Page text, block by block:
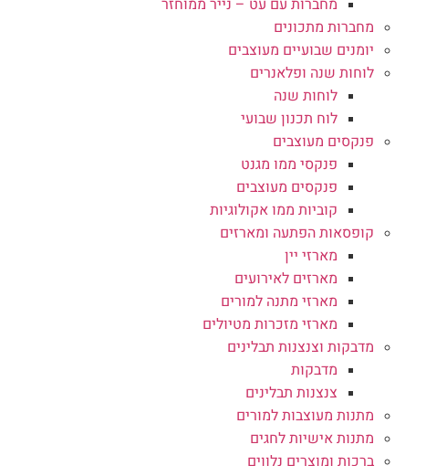
מחברות מתכונים
יומנים שבועיים מעוצבים
לוחות שנה ופלאנרים
לוחות שנה
לוח תכנון שבועי
פנקסים מעוצבים
פנקסי ממו מגנט
פנקסים מעוצבים
קוביות ממו אקולוגיות
קופסאות הפתעה ומארזים
מארזי יין
מארזים לאירועים
מארזי מתנה למורים
מארזי מזכרות מטיולים
מדבקות וצנצנות תבלינים
מדבקות
צנצנות תבלינים
מתנות מעוצבות למורים
מתנות אישיות לחגים
ברכות ומוצרים נלווים